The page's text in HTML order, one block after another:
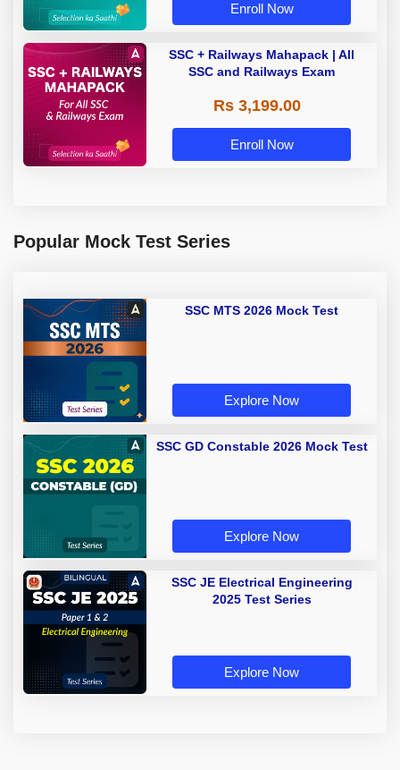
Enroll Now
SSC + Railways Mahapack | All
SSC and Railways Exam
Rs 3,199.00
Enroll Now
Popular Mock Test Series
SSC MTS 2026 Mock Test
Explore Now
SSC GD Constable 2026 Mock Test
Explore Now
SSC JE Electrical Engineering
2025 Test Series
Explore Now